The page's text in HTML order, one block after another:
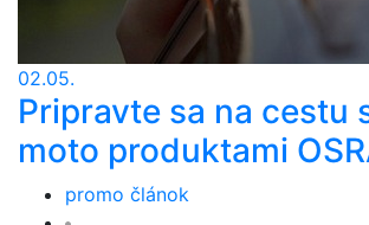
02.05.
Pripravte sa na cestu
moto produktami
promo článok